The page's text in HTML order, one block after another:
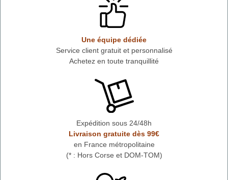
Une équipe dédiée
Service client gratuit et personnalisé
Achetez en toute tranquillité
Expédition sous 24/48h
Livraison gratuite dès 99€
en France métropolitaine
(* : Hors Corse et DOM-TOM)